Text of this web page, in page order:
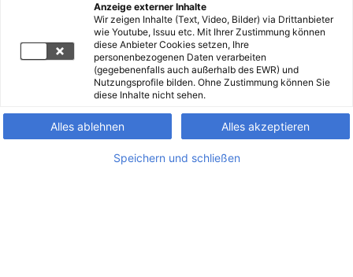
Anzeige externer Inhalte
Wir zeigen Inhalte (Text, Video, Bilder) via Drittanbieter
wie Youtube, Issuu etc. Mit Ihrer Zustimmung können
diese Anbieter Cookies setzen, Ihre
personenbezogenen Daten verarbeiten
(gegebenenfalls auch außerhalb des EWR) und
Nutzungsprofile bilden. Ohne Zustimmung können Sie
diese Inhalte nicht sehen.
Alles ablehnen Alles akzeptieren
Speichern und schließen